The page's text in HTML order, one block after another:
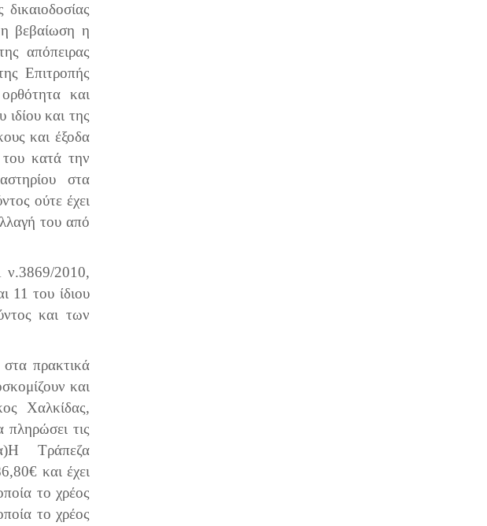
βεβαίωση η
απόπειρας
Επιτροπής
και
και της
και έξοδα
του κατά την
στα
ούτε έχει
του από
ν.3869/2010,
11 του ίδιου
και των
πρακτικά
και
Χαλκίδας,
τις
Τράπεζα
και έχει
το χρέος
το χρέος